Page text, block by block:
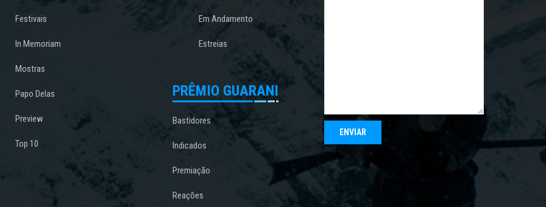
Festivais
In Memoriam
Mostras
Papo Delas
Preview
Top 10
Em Andamento
Estreias
PRÊMIO GUARANI
Bastidores
Indicados
Premiação
Reações